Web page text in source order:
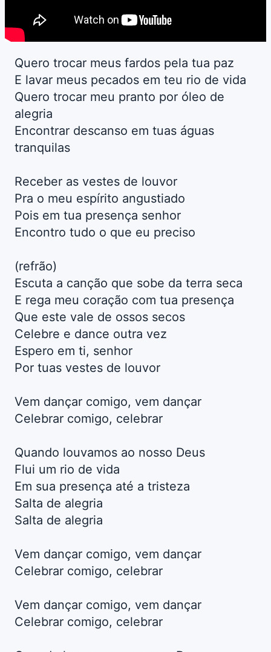
Quero trocar meus fardos pela tua paz
E lavar meus pecados em teu rio de vida
Quero trocar meu pranto por óleo de
alegria
Encontrar descanso em tuas águas
tranquilas
Receber as vestes de louvor
Pra o meu espírito angustiado
Pois em tua presença senhor
Encontro tudo o que eu preciso
(refrão)
Escuta a canção que sobe da terra seca
E rega meu coração com tua presença
Que este vale de ossos secos
Celebre e dance outra vez
Espero em ti, senhor
Por tuas vestes de louvor
Vem dançar comigo, vem dançar
Celebrar comigo, celebrar
Quando louvamos ao nosso Deus
Flui um rio de vida
Em sua presença até a tristeza
Salta de alegria
Salta de alegria
Vem dançar comigo, vem dançar
Celebrar comigo, celebrar
Vem dançar comigo, vem dançar
Celebrar comigo, celebrar